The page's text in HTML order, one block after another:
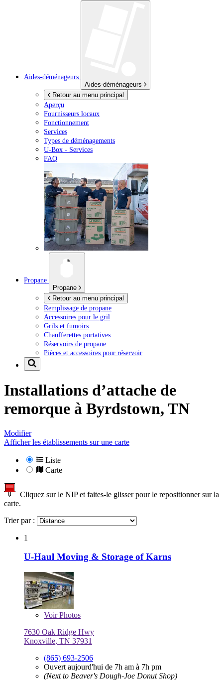
Aides-déménageurs
Aides-déménageurs
Retour au menu principal
Aperçu
Fournisseurs locaux
Fonctionnement
Services
Types de déménagements
U-Box - Services
FAQ
Propane
Propane
Retour au menu principal
Remplissage de propane
Accessoires pour le gril
Grils et fumoirs
Chaufferettes portatives
Réservoirs de propane
Pièces et accessoires pour réservoir
Installations d’attache de
remorque à Byrdstown, TN
Modifier
Afficher les établissements sur une carte
Liste
Carte
Cliquez sur le NIP et faites-le glisser pour le repositionner sur la
carte.
Trier par :
1
U-Haul Moving & Storage of Karns
VoirPhotos
7630 Oak Ridge Hwy
Knoxville, TN 37931
(865) 693-2506
Ouvert aujourd'hui de 7h am à 7h pm
(Next to Beaver's Dough-Joe Donut Shop)